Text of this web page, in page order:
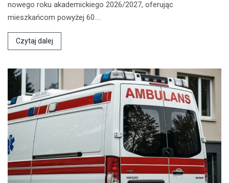
nowego roku akademickiego 2026/2027, oferując
mieszkańcom powyżej 60.…
Czytaj dalej